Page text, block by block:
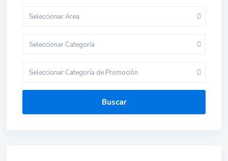
Seleccionar Area
Seleccionar Categoría
Seleccionar Categoría de Promoción
Buscar